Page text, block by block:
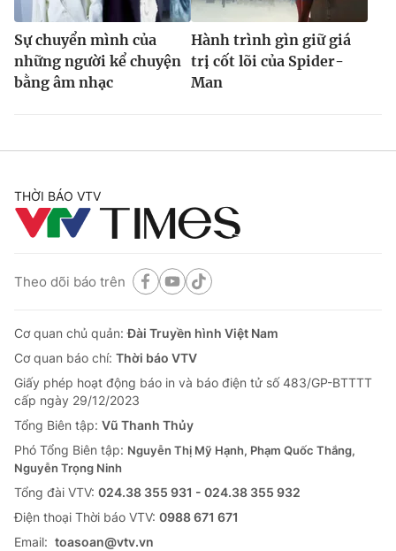
Sự chuyển mình của
những người kể chuyện
bằng âm nhạc
Hành trình gìn giữ giá
trị cốt lõi của Spider-
Man
THỜI BÁO VTV
Theo dõi báo trên
Cơ quan chủ quản:Đài Truyền hình Việt Nam
Cơ quan báo chí: Thời báo VTV
Giấy phép hoạt động báo in và báo điện tử số 483/GP-BTTTT
cấp ngày 29/12/2023
Tổng Biên tập: Vũ Thanh Thủy
Phó Tổng Biên tập: Nguyễn Thị Mỹ Hạnh, Phạm Quốc Thắng,
Nguyễn Trọng Ninh
Tổng đài VTV: 024.38 355 931 - 024.38 355 932
Ðiện thoại Thời báo VTV: 0988 671 671
Email: toasoan@vtv.vn